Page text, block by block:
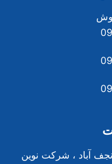
آباد ، شرکت نوین